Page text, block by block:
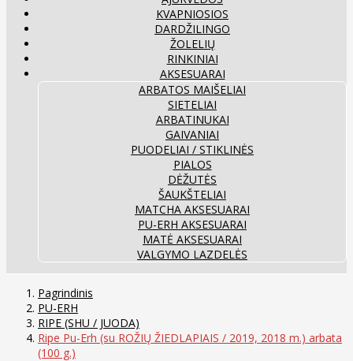
KVAPNIOSIOS
DARDŽILINGO
ŽOLELIŲ
RINKINIAI
AKSESUARAI
ARBATOS MAIŠELIAI
SIETELIAI
ARBATINUKAI
GAIVANIAI
PUODELIAI / STIKLINĖS
PIALOS
DĖŽUTĖS
ŠAUKŠTELIAI
MATCHA AKSESUARAI
PU-ERH AKSESUARAI
MATĖ AKSESUARAI
VALGYMO LAZDELĖS
Pagrindinis
PU-ERH
RIPE (SHU / JUODA)
Ripe Pu-Erh (su ROŽIŲ ŽIEDLAPIAIS / 2019, 2018 m.) arbata
(100 g.)